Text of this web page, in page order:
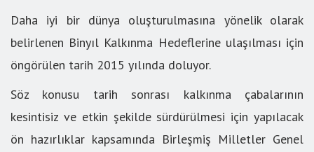
Daha iyi bir dünya oluşturulmasına yönelik olarak
belirlenen Binyıl Kalkınma Hedeflerine ulaşılması için
öngörülen tarih 2015 yılında doluyor.
Söz konusu tarih sonrası kalkınma çabalarının
kesintisiz ve etkin şekilde sürdürülmesi için yapılacak
ön hazırlıklar kapsamında Birleşmiş Milletler Genel